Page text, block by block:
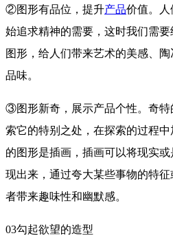
②图形有品位，提升产品价值。人
始追求精神的需要，这时我们需
图形，给人们带来艺术的美感、
品味。
③图形新奇，展示产品个性。奇特
索它的特别之处，在探索的过程
的图形是插画，插画可以将现实
现出来，通过夸大某些事物的特
者带来趣味性和幽默感。
03勾起欲望的造型